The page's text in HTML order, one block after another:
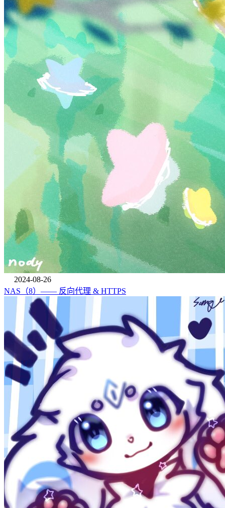
2024-08-26
NAS（8）—— 反向代理 & HTTPS